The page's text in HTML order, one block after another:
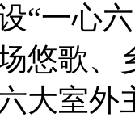
“一心
悠歌
大室外